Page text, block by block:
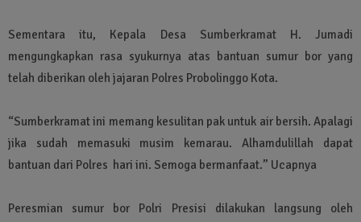
Sementara itu, Kepala Desa Sumberkramat H. Jumadi
mengungkapkan rasa syukurnya atas bantuan sumur bor yang
telah diberikan oleh jajaran Polres Probolinggo Kota.
“Sumberkramat ini memang kesulitan pak untuk air bersih. Apalagi
jika sudah memasuki musim kemarau. Alhamdulillah dapat
bantuan dari Polres hari ini. Semoga bermanfaat.” Ucapnya
Peresmian sumur bor Polri Presisi dilakukan langsung oleh